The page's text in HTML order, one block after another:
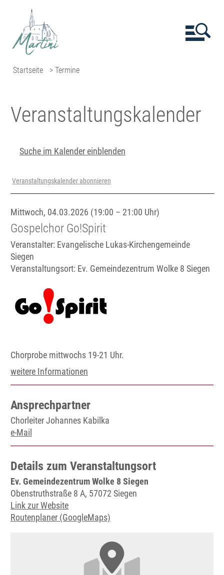
Startseite > Termine
Veranstaltungs­kalender
Suche im Kalender einblenden
Veranstaltungskalender abonnieren
Mittwoch, 04.03.2026 (19:00 – 21:00 Uhr)
Gospelchor Go!Spirit
Veranstalter: Evangelische Lukas-Kirchengemeinde
Siegen
Veranstaltungsort: Ev. Gemeindezentrum Wolke 8 Siegen
Chorprobe mittwochs 19-21 Uhr.
weitere Informationen
Ansprechpartner
Chorleiter Johannes Kabilka
e-Mail
Details zum Veranstaltungsort
Ev. Gemeindezentrum Wolke 8 Siegen
Obenstruthstraße 8 A, 57072 Siegen
Link zur Website
Routenplaner (GoogleMaps)